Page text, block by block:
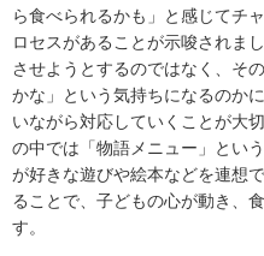
ら食べられるかも」と感じてチ
ロセスがあることが示唆されま
させようとするのではなく、そ
かな」という気持ちになるのか
いながら対応していくことが大
の中では「物語メニュー」とい
が好きな遊びや絵本などを連想
ることで、子どもの心が動き、
す。